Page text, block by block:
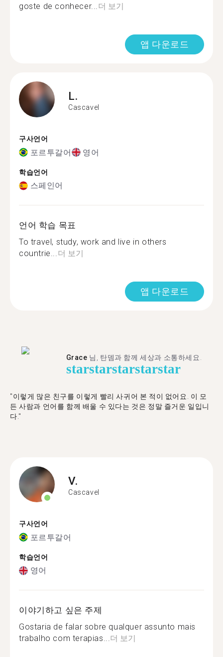
goste de conhecer...더 보기
앱 다운로드
L.
Cascavel
구사언어
포르투갈어 영어
학습언어
스페인어
언어 학습 목표
To travel, study, work and live in others
countrie...더 보기
앱 다운로드
Grace 님, 탄뎀과 함께 세상과 소통하세요.
starstarstarstarstar
"이렇게 많은 친구를 이렇게 빨리 사귀어 본 적이 없어요. 이 모
든 사람과 언어를 함께 배울 수 있다는 것은 정말 즐거운 일입니
다."
V.
Cascavel
구사언어
포르투갈어
학습언어
영어
이야기하고 싶은 주제
Gostaria de falar sobre qualquer assunto mais
trabalho com terapias...더 보기